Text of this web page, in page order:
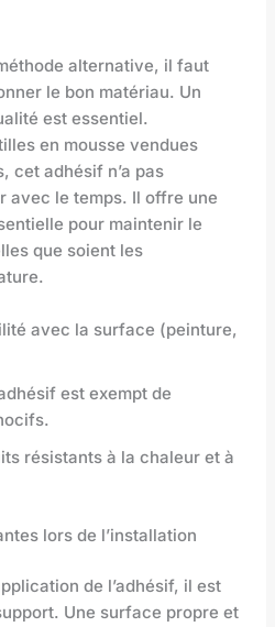
alternative, il faut
le bon matériau. Un
est essentiel.
en mousse vendues
cet adhésif n’a pas
avec le temps. Il offre une
pour maintenir le
que soient les
avec la surface (peinture,
est exempt de
résistants à la chaleur et à
lors de l’installation
de l’adhésif, il est
Une surface propre et